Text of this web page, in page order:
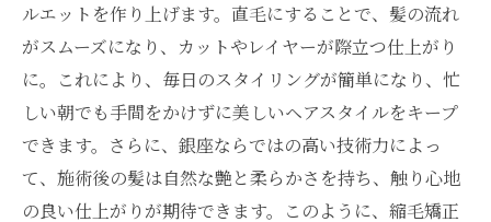
ルエットを作り上げます。直毛にすることで、髪の流れ
がスムーズになり、カットやレイヤーが際立つ仕上がり
に。これにより、毎日のスタイリングが簡単になり、忙
しい朝でも手間をかけずに美しいヘアスタイルをキープ
できます。さらに、銀座ならではの高い技術力によっ
て、施術後の髪は自然な艶と柔らかさを持ち、触り心地
の良い仕上がりが期待できます。このように、縮毛矯正